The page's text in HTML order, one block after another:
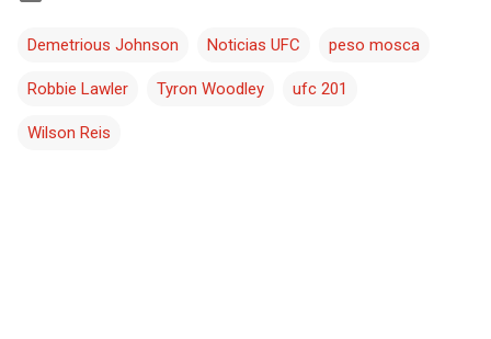
Demetrious Johnson Noticias UFC peso mosca
Robbie Lawler Tyron Woodley ufc 201
Wilson Reis